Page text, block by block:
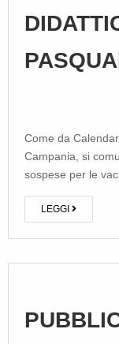
Come da
Campania, si
sospese per le
LEGGI